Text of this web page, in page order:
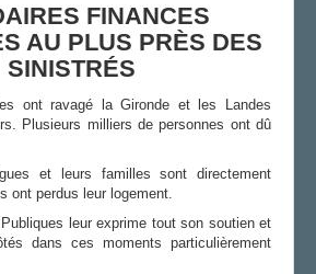
FINANCES
AU PLUS PRÈS DES
SINISTRÉS
ont ravagé la Gironde et les Landes
Plusieurs milliers de personnes ont dû
et leurs familles sont directement
ont perdus leur logement.
leur exprime tout son soutien et
dans ces moments particulièrement